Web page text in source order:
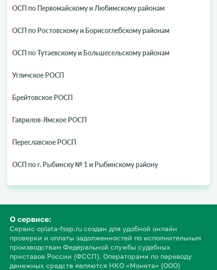
ОСП по Первомайскому и Любимскому районам
ОСП по Ростовскому и Борисоглебскому районам
ОСП по Тутаевскому и Большесельскому районам
Угличское РОСП
Брейтовское РОСП
Гаврилов-Ямское РОСП
Переславское РОСП
ОСП по г. Рыбинску № 1 и Рыбинскому району
О сервисе:
Сервис oplata-fssp.ru создан для удобной онлайн
проверки и оплаты задолженностей по исполнительным
производствам Федеральной службы судебных
приставов России (ФССП). Операторами по переводу
денежных средств являются НКО «Монета» (ООО)